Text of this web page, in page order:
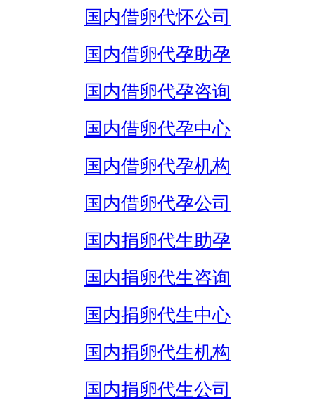
国内借卵代怀公司
国内借卵代孕助孕
国内借卵代孕咨询
国内借卵代孕中心
国内借卵代孕机构
国内借卵代孕公司
国内捐卵代生助孕
国内捐卵代生咨询
国内捐卵代生中心
国内捐卵代生机构
国内捐卵代生公司